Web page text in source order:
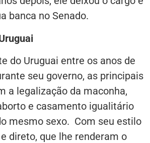
banca no Senado.
do Uruguai entre os anos de
seu governo, as principais
a legalização da maconha,
e casamento igualitário
mesmo sexo. Com seu estilo
direto, que lhe renderam o